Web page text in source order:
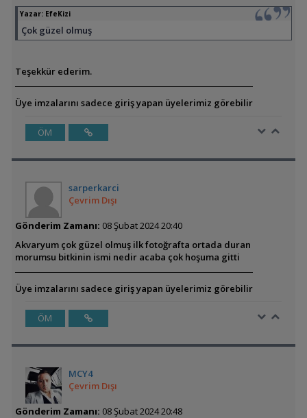
Yazar: EfeKizi
Çok güzel olmuş
Teşekkür ederim.
Üye imzalarını sadece giriş yapan üyelerimiz görebilir
ÖM
sarperkarci
Çevrim Dışı
Gönderim Zamanı: 08 Şubat 2024 20:40
Akvaryum çok güzel olmuş ilk fotoğrafta ortada duran
morumsu bitkinin ismi nedir acaba çok hoşuma gitti
Üye imzalarını sadece giriş yapan üyelerimiz görebilir
ÖM
MCY4
Çevrim Dışı
Gönderim Zamanı: 08 Şubat 2024 20:48